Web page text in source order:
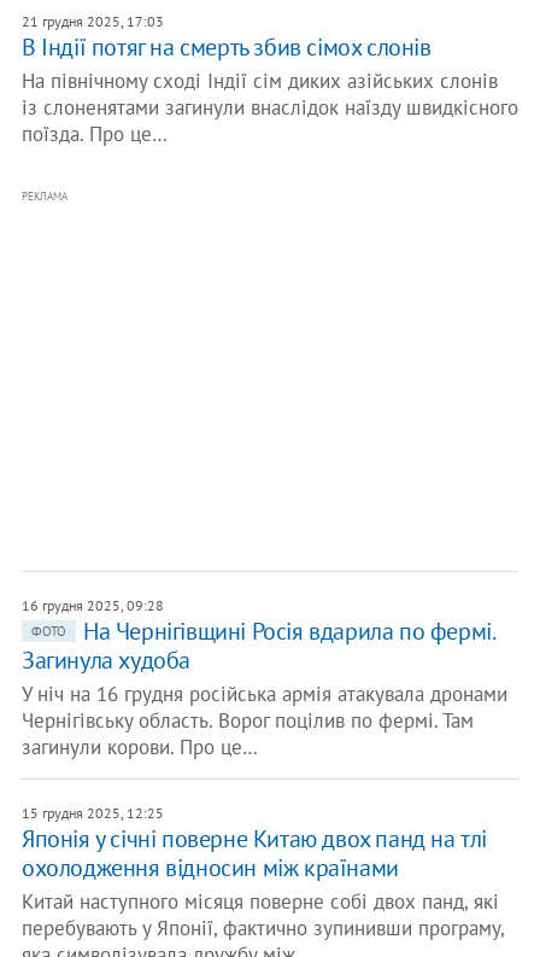
21 грудня 2025, 17:03
В Індії потяг на смерть збив сімох слонів
На північному сході Індії сім диких азійських слонів
із слоненятами загинули внаслідок наїзду швидкісного
поїзда. Про це…
РЕКЛАМА
16 грудня 2025, 09:28
ФОТО
На Чернігівщині Росія вдарила по фермі.
Загинула худоба
У ніч на 16 грудня російська армія атакувала дронами
Чернігівську область. Ворог поцілив по фермі. Там
загинули корови. Про це…
15 грудня 2025, 12:25
Японія у січні поверне Китаю двох панд на тлі
охолодження відносин між країнами
Китай наступного місяця поверне собі двох панд, які
перебувають у Японії, фактично зупинивши програму,